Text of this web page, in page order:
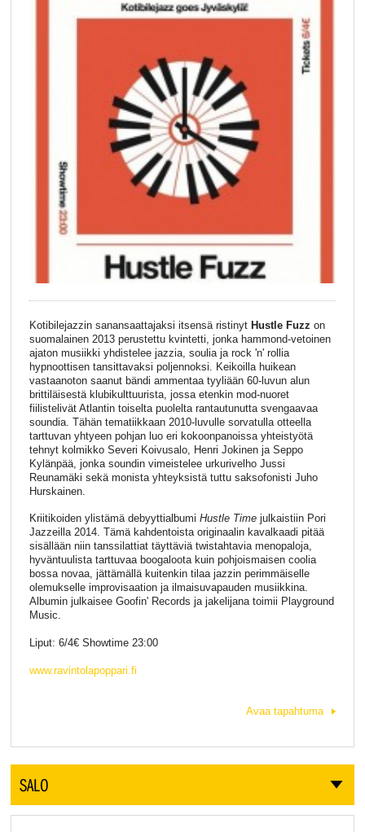
Kotibilejazzin sanansaattajaksi itsensä ristinyt Hustle Fuzz on
suomalainen 2013 perustettu kvintetti, jonka hammond-vetoinen
ajaton musiikki yhdistelee jazzia, soulia ja rock 'n' rollia
hypnoottisen tansittavaksi poljennoksi. Keikoilla huikean
vastaanoton saanut bändi ammentaa tyyliään 60-luvun alun
brittiläisestä klubikulttuurista, jossa etenkin mod-nuoret
fiilistelivät Atlantin toiselta puolelta rantautunutta svengaavaa
soundia. Tähän tematiikkaan 2010-luvulle sorvatulla otteella
tarttuvan yhtyeen pohjan luo eri kokoonpanoissa yhteistyötä
tehnyt kolmikko Severi Koivusalo, Henri Jokinen ja Seppo
Kylänpää, jonka soundin vimeistelee urkurivelho Jussi
Reunamäki sekä monista yhteyksistä tuttu saksofonisti Juho
Hurskainen.
Kriitikoiden ylistämä debyyttialbumi Hustle Timejulkaistiin Pori
Jazzeilla 2014. Tämä kahdentoista originaalin kavalkaadi pitää
sisällään niin tanssilattiat täyttäviä twistahtavia menopaloja,
hyväntuulista tarttuvaa boogaloota kuin pohjoismaisen coolia
bossa novaa, jättämällä kuitenkin tilaa jazzin perimmäiselle
olemukselle improvisaation ja ilmaisuvapauden musiikkina.
Albumin julkaisee Goofin' Records ja jakelijana toimii Playground
Music.
Liput: 6/4€ Showtime 23:00
www.ravintolapoppari.fi
Avaa tapahtuma
SALO